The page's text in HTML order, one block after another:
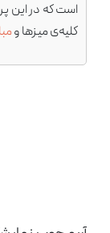
است که در این
کلیه‌ی میزها و